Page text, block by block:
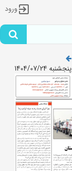
ورود
پنجشنبه 1404/07/24